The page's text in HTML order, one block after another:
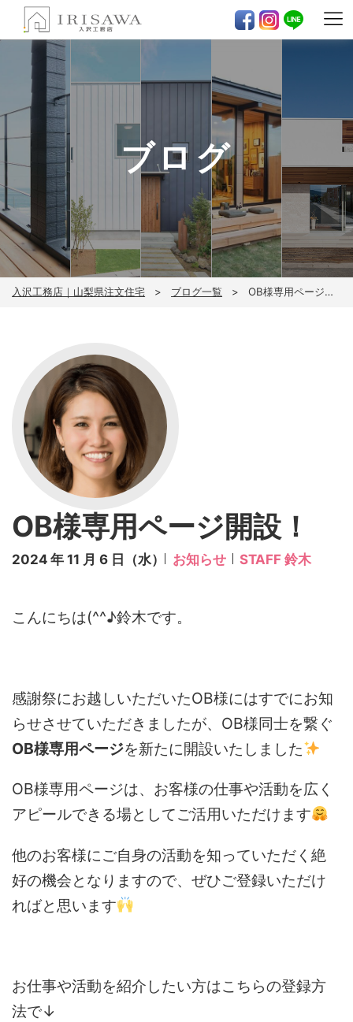
ブログ
入沢工務店｜山梨県注文住宅 ブログ一覧 OB様専用ページ開設！
OB様専用ページ開設！
2024 年 11 月 6 日（水） お知らせ STAFF 鈴木
こんにちは(^^♪鈴木です。
感謝祭にお越しいただいたOB様にはすでにお知
らせさせていただきましたが、OB様同士を繋ぐ
OB様専用ページを新たに開設いたしました
OB様専用ページは、お客様の仕事や活動を広く
アピールできる場としてご活用いただけます
他のお客様にご自身の活動を知っていただく絶
好の機会となりますので、ぜひご登録いただけ
ればと思います
お仕事や活動を紹介したい方はこちらの登録方
法で↓